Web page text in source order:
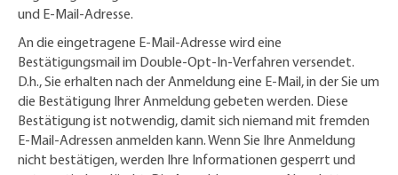
und E-Mail-Adresse.
An die eingetragene E-Mail-Adresse wird eine
Bestätigungsmail im Double-Opt-In-Verfahren versendet.
D.h., Sie erhalten nach der Anmeldung eine E-Mail, in der Sie um
die Bestätigung Ihrer Anmeldung gebeten werden. Diese
Bestätigung ist notwendig, damit sich niemand mit fremden
E-Mail-Adressen anmelden kann. Wenn Sie Ihre Anmeldung
nicht bestätigen, werden Ihre Informationen gesperrt und